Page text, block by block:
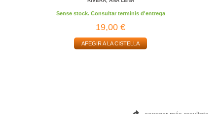
Sense stock. Consultar terminis d'entrega
19,00 €
AFEGIR A LA CISTELLA